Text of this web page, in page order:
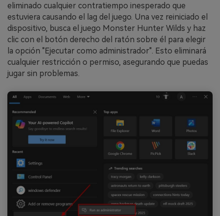
eliminado cualquier contratiempo inesperado que
estuviera causando el lag del juego. Una vez reiniciado el
dispositivo, busca el juego Monster Hunter Wilds y haz
clic con el botón derecho del ratón sobre él para elegir
la opción "Ejecutar como administrador". Esto eliminará
cualquier restricción o permiso, asegurando que puedas
jugar sin problemas.